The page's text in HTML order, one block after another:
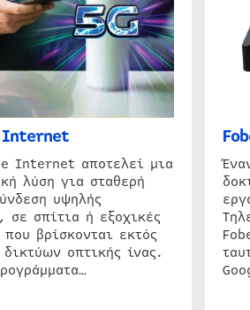
Internet
Internet αποτελεί μια
λύση για σταθερή
υψηλής
σε σπίτια ή εξοχικές
που βρίσκονται εκτός
οπτικής ίνας.